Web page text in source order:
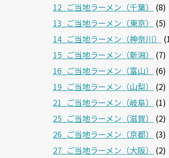
12_ご当地ラーメン（千葉）
(8)
13_ご当地ラーメン（東京）
(5)
14_ご当地ラーメン（神奈川）
15_ご当地ラーメン（新潟）
(7)
16_ご当地ラーメン（富山）
(6)
19_ご当地ラーメン（山梨）
(2)
21_ご当地ラーメン（岐阜）
(1)
25_ご当地ラーメン（滋賀）
(2)
26_ご当地ラーメン（京都）
(3)
27_ご当地ラーメン（大阪）
(2)